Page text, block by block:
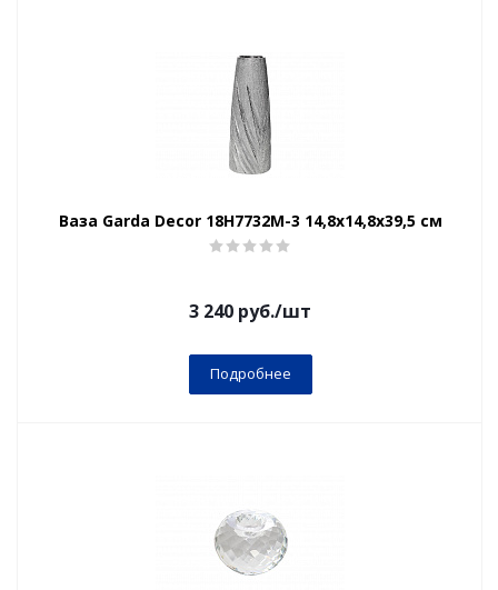
Ваза Garda Decor 18H7732M-3 14,8х14,8х39,5 см
3 240 руб./шт
Подробнее